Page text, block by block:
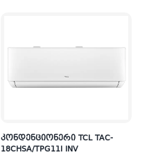
კონდენციონერი TCL TAC-
18CHSA/TPG11I INV